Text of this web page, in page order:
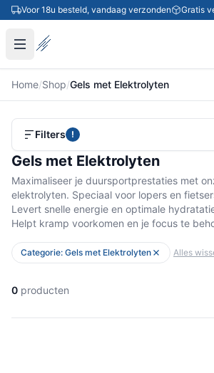
Ga naar inhoud
Voor 18u besteld, vandaag verzonden Gratis
Home/Shop/Gels met Elektrolyten
Filters !
Gels met Elektrolyten
Maximaliseer je duursportprestaties met
elektrolyten. Speciaal voor lopers en
Levert snelle energie en optimale
Helpt kramp voorkomen en je focus te
Categorie: Gels met Elektrolyten Alles
0 producten